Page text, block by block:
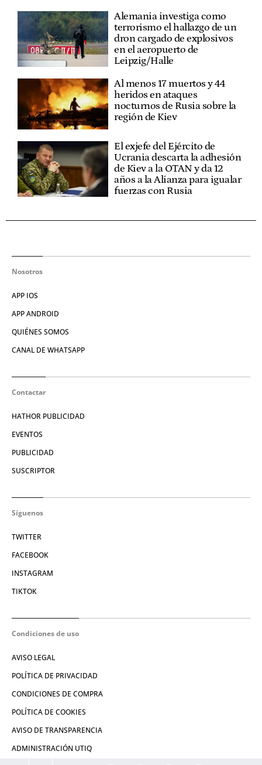
Alemania investiga como
terrorismo el hallazgo de un
dron cargado de explosivos
en el aeropuerto de
Leipzig/Halle
Al menos 17 muertos y 44
heridos en ataques
nocturnos de Rusia sobre la
región de Kiev
El exjefe del Ejército de
Ucrania descarta la adhesión
de Kiev a la OTAN y da 12
años a la Alianza para igualar
fuerzas con Rusia
Nosotros
APP IOS
APP ANDROID
QUIÉNES SOMOS
CANAL DE WHATSAPP
Contactar
HATHOR PUBLICIDAD
EVENTOS
PUBLICIDAD
SUSCRIPTOR
Síguenos
TWITTER
FACEBOOK
INSTAGRAM
TIKTOK
Condiciones de uso
AVISO LEGAL
POLÍTICA DE PRIVACIDAD
CONDICIONES DE COMPRA
POLÍTICA DE COOKIES
AVISO DE TRANSPARENCIA
ADMINISTRACIÓN UTIQ